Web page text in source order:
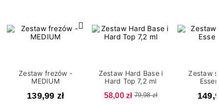
Zestaw frezów -
MEDIUM
139,99 zł
Zestaw Hard Base i
Hard Top 7,2 ml
58,00 zł 79,98 zł
Zestaw